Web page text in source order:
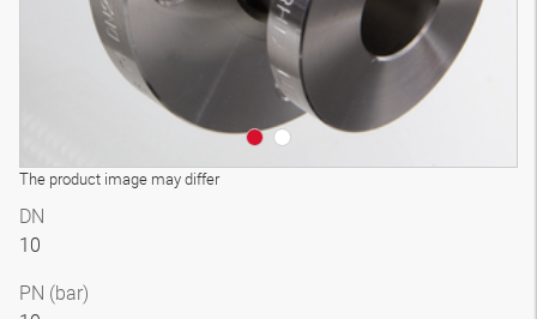
The product image may differ
DN
10
PN (bar)